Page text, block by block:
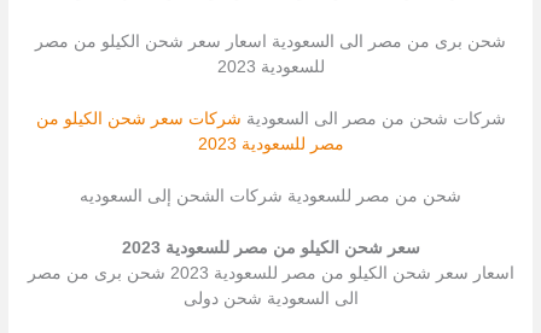
شحن برى من مصر الى السعودية اسعار سعر شحن الكيلو من مصر
للسعودية 2023
شركات شحن من مصر الى السعودية شركات سعر شحن الكيلو من
مصر للسعودية 2023
شحن من مصر للسعودية شركات الشحن إلى السعوديه
سعر شحن الكيلو من مصر للسعودية 2023
اسعار سعر شحن الكيلو من مصر للسعودية 2023 شحن برى من مصر
الى السعودية شحن دولى